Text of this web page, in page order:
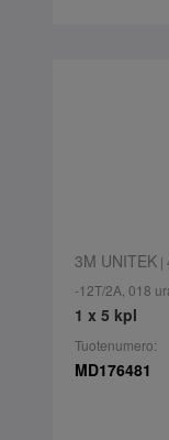
3M UNITEK|
-12T/2A, 018
1 x 5 kpl
Tuotenumero:
MD176481